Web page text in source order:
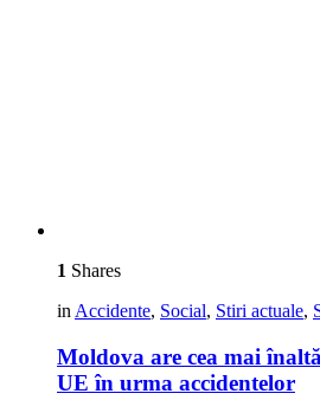
1 Shares
in Accidente, Social, Stiri actuale,
Moldova are cea mai
UE în urma accidentelor